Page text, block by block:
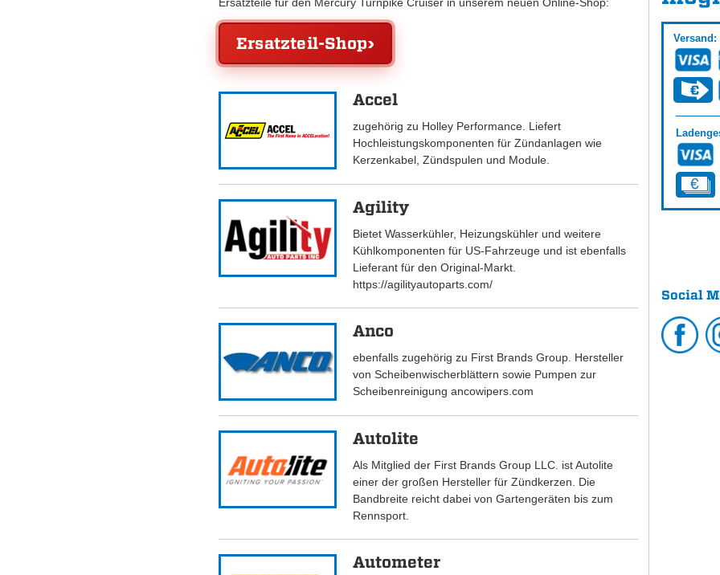
Ersatzteil-Shop
Accel
zugehörig zu Holley Performance. Liefert
Hochleistungskomponenten für Zündanlagen wie
Kerzenkabel, Zündspulen und Module.
Agility
Bietet Wasserkühler, Heizungskühler und weitere
Kühlkomponenten für US-Fahrzeuge und ist ebenfalls
Lieferant für den Original-Markt.
https://agilityautoparts.com/
Anco
ebenfalls zugehörig zu First Brands Group. Hersteller
von Scheibenwischerblättern sowie Pumpen zur
Scheibenreinigung ancowipers.com
Autolite
Als Mitglied der First Brands Group LLC. ist Autolite
einer der großen Hersteller für Zündkerzen. Die
Bandbreite reicht dabei von Gartengeräten bis zum
Rennsport.
Autometer
Versand:
Social